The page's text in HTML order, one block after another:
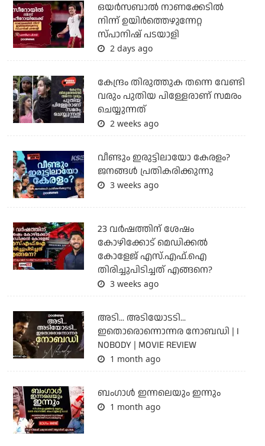
ഒയര്‍സബാൽ നാണക്കേടിൽ
നിന്ന് ഉയിർത്തെഴുന്നേറ്റ
സ്പാനിഷ് പടയാളി
2 days ago
കേന്ദ്രം തിരുത്തുക തന്നെ വേണ്ടി
വരും പുതിയ പിള്ളേരാണ് സമരം
ചെയ്യുന്നത്
2 weeks ago
വീണ്ടും ഇരുട്ടിലായോ കേരളം?
ജനങ്ങൾ പ്രതികരിക്കുന്നു
3 weeks ago
23 വർഷത്തിന് ശേഷം
കോഴിക്കോട് മെഡിക്കൽ
കോളേജ് എസ്.എഫ്.ഐ
തിരിച്ചുപിടിച്ചത് എങ്ങനെ?
3 weeks ago
അടി... അടിയോടടി...
ഇതൊരൊന്നൊന്നര നോബഡി | I
NOBODY | MOVIE REVIEW
1 month ago
ബംഗാള്‍ ഇന്നലെയും ഇന്നും
1 month ago